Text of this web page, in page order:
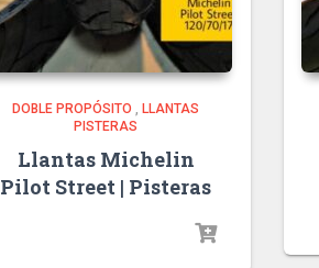
DOBLE PROPÓSITO ,LLANTAS
PISTERAS
Llantas Michelin
Pilot Street | Pisteras